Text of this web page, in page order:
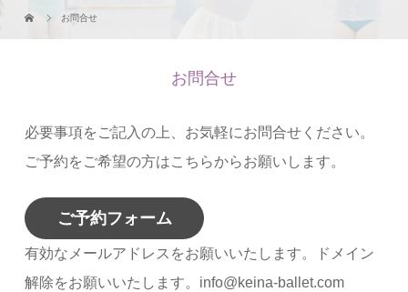
お問合せ
お問合せ
必要事項をご記入の上、お気軽にお問合せください。
ご予約をご希望の方はこちらからお願いします。
ご予約フォーム
有効なメールアドレスをお願いいたします。ドメイン
解除をお願いいたします。info@keina-ballet.com